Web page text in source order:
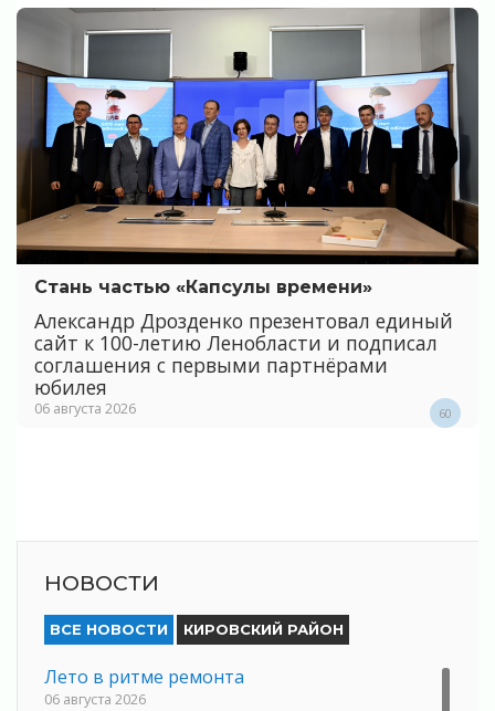
Стань частью «Капсулы времени»
Александр Дрозденко презентовал единый
сайт к 100-летию Ленобласти и подписал
соглашения с первыми партнёрами
юбилея
06 августа 2026 60
НОВОСТИ
ВСЕ НОВОСТИ КИРОВСКИЙ РАЙОН
Лето в ритме ремонта
06 августа 2026